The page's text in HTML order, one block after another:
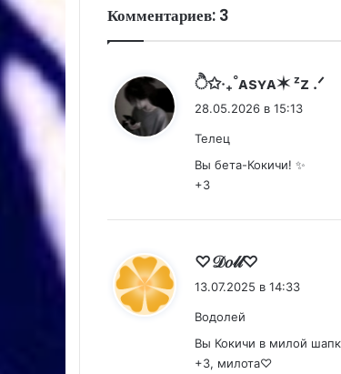
Комментариев: 3
ੈ✩‧₊˚ᴀsʏᴀ✶ ᶻz .ᐟ
28.05.2026 в 15:13
Телец
Вы бета-Кокичи! ✨
+3
♡𝒟𝑜𝓁𝓁♡
13.07.2025 в 14:33
Водолей
Вы Кокичи в милой
+3, милота♡